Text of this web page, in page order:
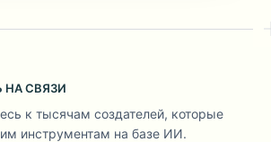
НА СВЯЗИ
к тысячам создателей, которые
инструментам на базе ИИ.